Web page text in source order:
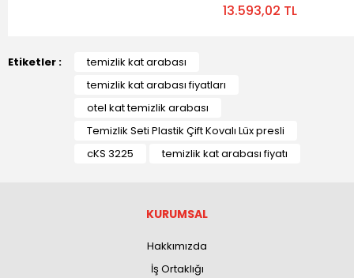
13.593,02 TL
Etiketler :
temizlik kat arabası
temizlik kat arabası fiyatları
otel kat temizlik arabası
Temizlik Seti Plastik Çift Kovalı Lüx presli
cKS 3225
temizlik kat arabası fiyatı
KURUMSAL
Hakkımızda
İş Ortaklığı